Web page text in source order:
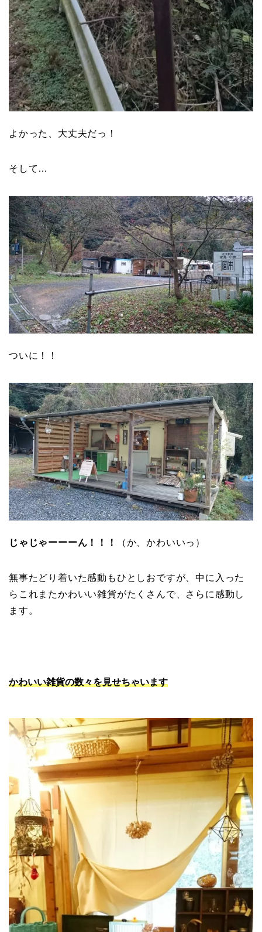
よかった、大丈夫だっ！
そして…
ついに！！
じゃじゃーーーん！！！ （か、かわいいっ）
無事たどり着いた感動もひとしおですが、中に入った
らこれまたかわいい雑貨がたくさんで、さらに感動し
ます。
かわいい雑貨の数々を見せちゃいます